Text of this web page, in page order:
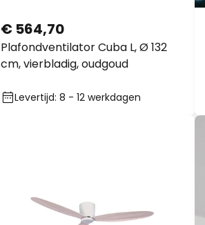
Plafondventilator Cuba L, Ø 132
cm, vierbladig, oudgoud
€ 564,70
Levertijd: 8 - 12 werkdagen